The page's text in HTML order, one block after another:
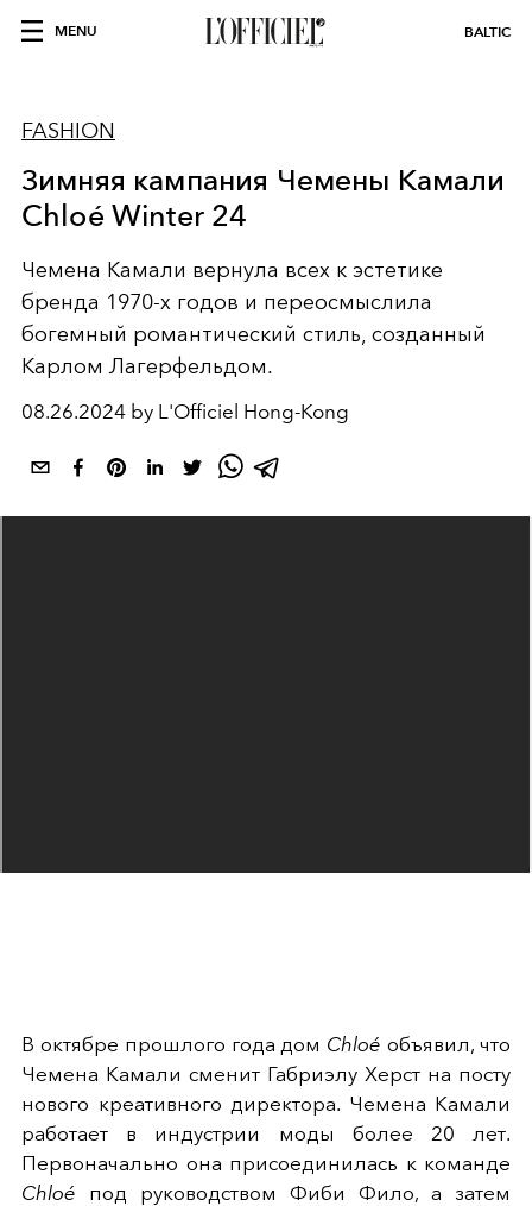
MENU BALTIC
FASHION
Зимняя кампания Чемены Камали
Chloé Winter 24
Чемена Камали вернула всех к эстетике
бренда 1970-х годов и переосмыслила
богемный романтический стиль, созданный
Карлом Лагерфельдом.
08.26.2024 by L'Officiel Hong-Kong
В октябре прошлого года дом Chloé объявил, что
Чемена Камали сменит Габриэлу Херст на посту
нового креативного директора. Чемена Камали
работает в индустрии моды более 20 лет.
Первоначально она присоединилась к команде
Chloé под руководством Фиби Фило, а затем